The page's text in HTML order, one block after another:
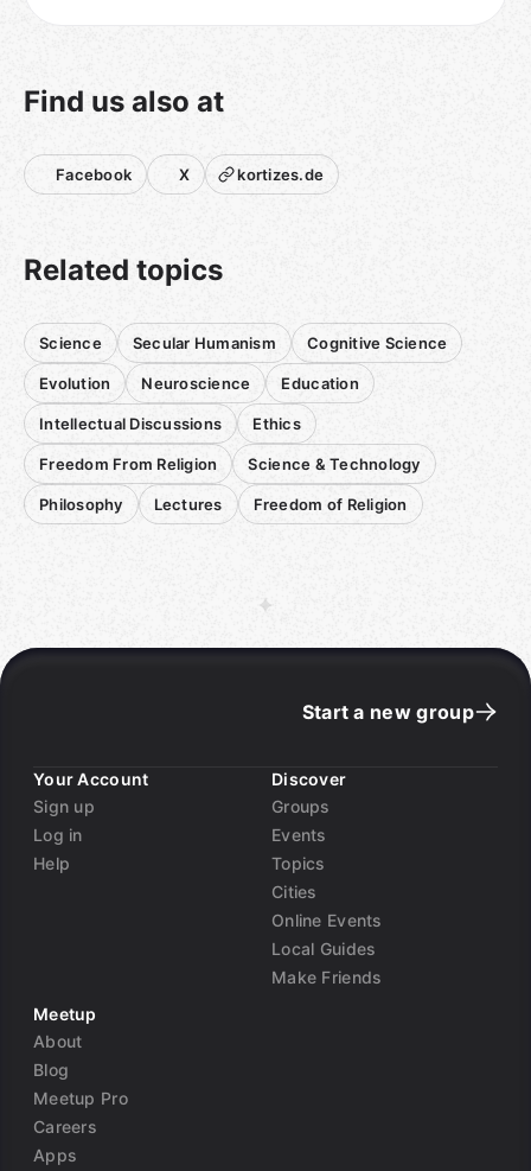
Find us also at
Facebook X kortizes.de
Related topics
Science Secular Humanism Cognitive Science
Evolution Neuroscience Education
Intellectual Discussions Ethics
Freedom From Religion Science & Technology
Philosophy Lectures Freedom of Religion
Start a new group
Your Account
Sign up
Log in
Help
Discover
Groups
Events
Topics
Cities
Online Events
Local Guides
Make Friends
Meetup
About
Blog
Meetup Pro
Careers
Apps